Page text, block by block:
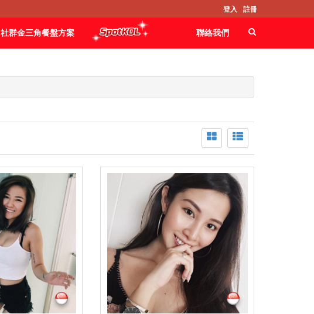
登入 註冊
社群金三角餐盤方案 聯絡我們